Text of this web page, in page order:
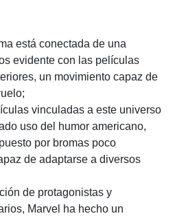
está conectada de una
evidente con las películas
un movimiento capaz de
vinculadas a este universo
uso del humor americano,
por bromas poco
de adaptarse a diversos
de protagonistas y
Marvel ha hecho un